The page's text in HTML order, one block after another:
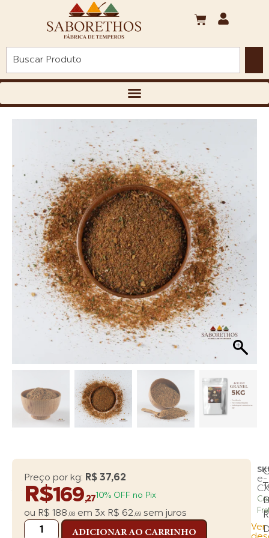
Especiarias
Temperos
Linha:
Premium
Preço por kg: R$ 37,62
R$169,2710% OFF no Pix
ou R$ 188 ,08 em 3x R$ 62,69 sem juros
ADICIONAR AO CARRINHO
e-
Ver